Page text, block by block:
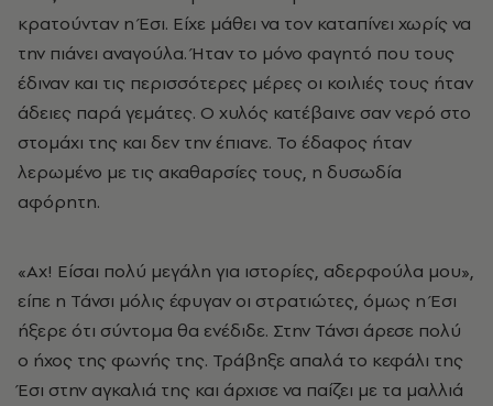
κρατούνταν η Έσι. Είχε μάθει να τον καταπίνει χωρίς να
την πιάνει αναγούλα. Ήταν το μόνο φαγητό που τους
έδιναν και τις περισσότερες μέρες οι κοιλιές τους ήταν
άδειες παρά γεμάτες. Ο χυλός κατέβαινε σαν νερό στο
στομάχι της και δεν την έπιανε. Το έδαφος ήταν
λερωμένο με τις ακαθαρσίες τους, η δυσωδία
αφόρητη.
«Αχ! Είσαι πολύ μεγάλη για ιστορίες, αδερφούλα μου»,
είπε η Τάνσι μόλις έφυγαν οι στρατιώτες, όμως η Έσι
ήξερε ότι σύντομα θα ενέδιδε. Στην Τάνσι άρεσε πολύ
ο ήχος της φωνής της. Τράβηξε απαλά το κεφάλι της
Έσι στην αγκαλιά της και άρχισε να παίζει με τα μαλλιά